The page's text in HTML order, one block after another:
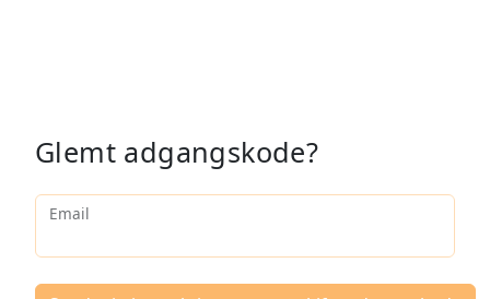
Glemt adgangskode?
Email